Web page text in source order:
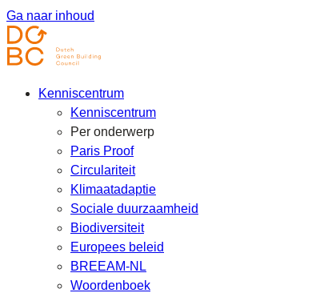
Ga naar inhoud
Kenniscentrum
Kenniscentrum
Per onderwerp
Paris Proof
Circulariteit
Klimaatadaptie
Sociale duurzaamheid
Biodiversiteit
Europees beleid
BREEAM-NL
Woordenboek